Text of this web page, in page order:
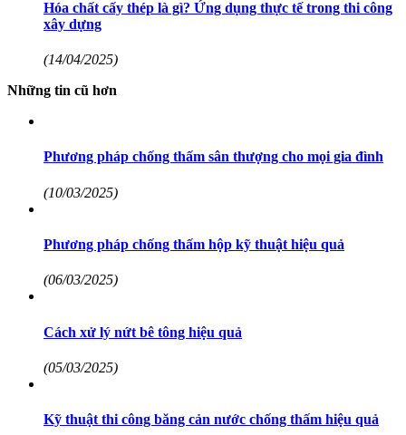
Hóa chất cấy thép là gì? Ứng dụng thực tế trong thi công
xây dựng
(14/04/2025)
Những tin cũ hơn
Phương pháp chống thấm sân thượng cho mọi gia đình
(10/03/2025)
Phương pháp chống thấm hộp kỹ thuật hiệu quả
(06/03/2025)
Cách xử lý nứt bê tông hiệu quả
(05/03/2025)
Kỹ thuật thi công băng cản nước chống thấm hiệu quả